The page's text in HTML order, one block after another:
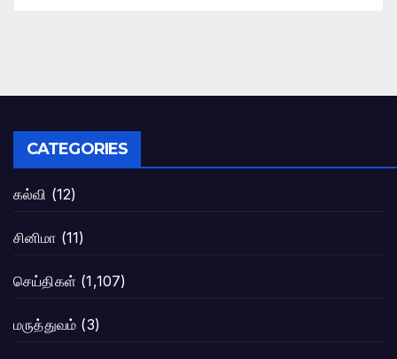
CATEGORIES
கல்வி (12)
சினிமா (11)
செய்திகள் (1,107)
மருத்துவம் (3)